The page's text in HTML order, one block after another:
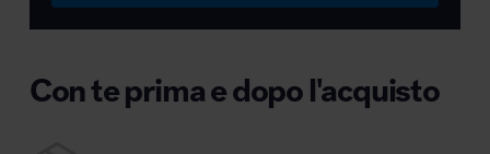
Con te prima e dopo l'acquisto